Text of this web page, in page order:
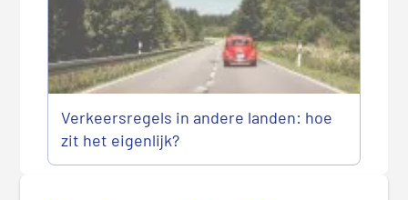
Verkeersregels in andere landen: hoe
zit het eigenlijk?